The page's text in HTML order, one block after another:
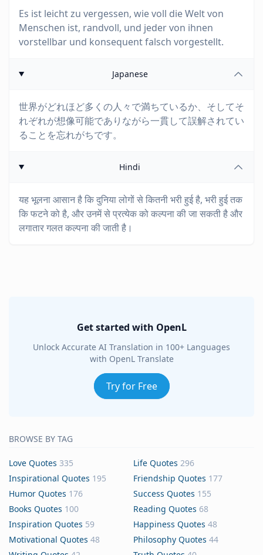
Es ist leicht zu vergessen, wie voll die Welt von
Menschen ist, randvoll, und jeder von ihnen
vorstellbar und konsequent falsch vorgestellt.
Japanese
世界がどれほど多くの人々で満ちているか、そしてそ
れぞれが想像可能でありながら一貫して誤解されてい
ることを忘れがちです。
Hindi
यह भूलना आसान है कि दुनिया लोगों से कितनी भरी हुई है, भरी हुई तक
कि फटने को है, और उनमें से प्रत्येक को कल्पना की जा सकती है और
लगातार गलत कल्पना की जाती है।
Get started with OpenL
Unlock Accurate AI Translation in 100+ Languages
with OpenL Translate
Try for Free
BROWSE BY TAG
Love Quotes 335 Life Quotes 296
Inspirational Quotes 195 Friendship Quotes 177
Humor Quotes 176 Success Quotes 155
Books Quotes 100 Reading Quotes 68
Inspiration Quotes 59 Happiness Quotes 48
Motivational Quotes 48 Philosophy Quotes 44